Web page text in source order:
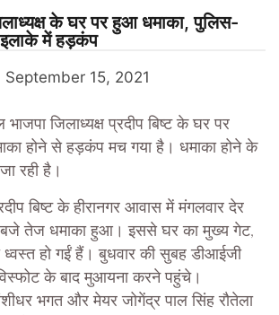
के घर पर हुआ धमाका, पुलिस-
में हड़कंप
September 15, 2021
भाजपा जिलाध्यक्ष प्रदीप बिष्ट के घर पर
होने से हड़कंप मच गया है। धमाका होने के
रही है।
बिष्ट के हीरानगर आवास में मंगलवार देर
बजे तेज धमाका हुआ। इससे घर का मुख्य गेट,
ध्वस्त हो गईं हैं। बुधवार की सुबह डीआईजी
के बाद मुआयना करने पहुंचे।
भगत और मेयर जोगेंद्र पाल सिंह रौतेला